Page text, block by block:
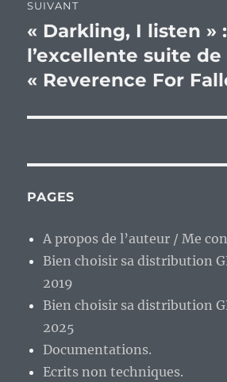
SUIVANT
Publication
suivante :
« Darkling, I listen » :
l’excellente suite de
« Reverence For
PAGES
A propos de l’auteur / Me
Bien choisir sa distribution
2019
Bien choisir sa distribution
2025
Documentations.
Ecrits non techniques.